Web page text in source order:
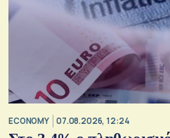
ECONOMY 07.08.2026, 12:24